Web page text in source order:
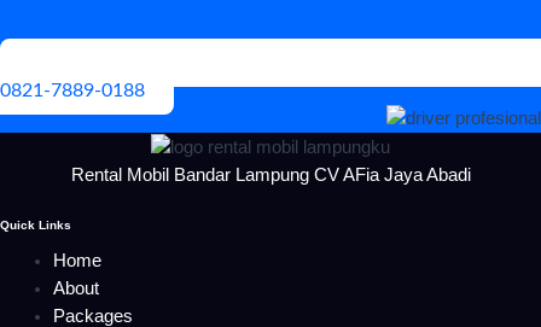
0821-7889-0188
Rental Mobil Bandar Lampung CV AFia Jaya Abadi
Quick Links
Home
About
Packages